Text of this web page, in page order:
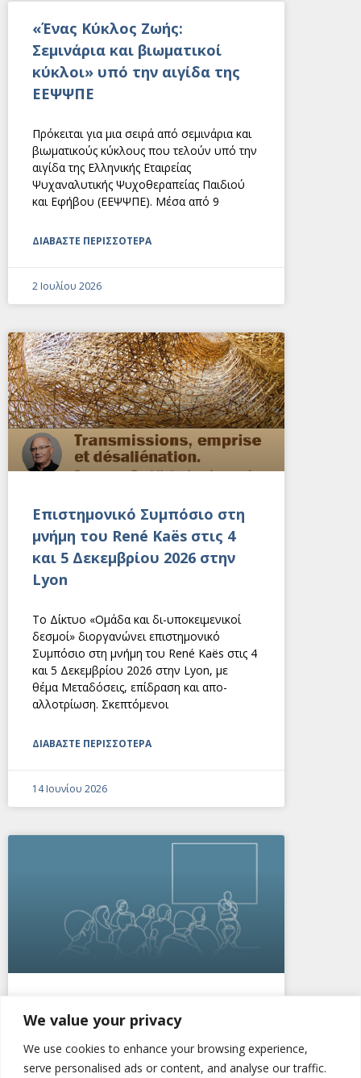
We value your privacy
We use cookies to enhance your browsing experience,
serve personalised ads or content, and analyse our traffic.
«Ένας Κύκλος Ζωής:
Σεμινάρια και βιωματικοί
κύκλοι» υπό την αιγίδα της
ΕΕΨΨΠΕ
Πρόκειται για μια σειρά από σεμινάρια και
βιωματικούς κύκλους που τελούν υπό την
αιγίδα της Ελληνικής Εταιρείας
Ψυχαναλυτικής Ψυχοθεραπείας Παιδιού
και Εφήβου (ΕΕΨΨΠΕ). Μέσα από 9
ΔΙΑΒΑΣΤΕ ΠΕΡΙΣΣΟΤΕΡΑ
2 Ιουλίου 2026
Eπιστημονικό Συμπόσιο στη
μνήμη του René Kaës στις 4
και 5 Δεκεμβρίου 2026 στην
Lyon
Το Δίκτυο «Ομάδα και δι-υποκειμενικοί
δεσμοί» διοργανώνει επιστημονικό
Συμπόσιο στη μνήμη του René Kaës στις 4
και 5 Δεκεμβρίου 2026 στην Lyon, με
θέμα Μεταδόσεις, επίδραση και απο-
αλλοτρίωση. Σκεπτόμενοι
ΔΙΑΒΑΣΤΕ ΠΕΡΙΣΣΟΤΕΡΑ
14 Ιουνίου 2026
Εισαγωγικό Σεμινάριο στην
Ομάδας